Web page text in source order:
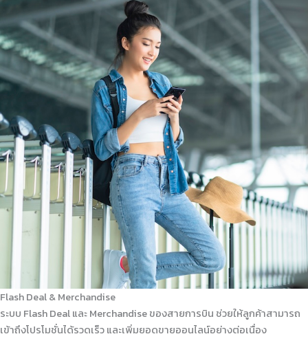
Flash Deal & Merchandise
ระบบ Flash Deal และ Merchandise ของสายการบิน ช่วยให้ลูกค้าสามารถ
เข้าถึงโปรโมชั่นได้รวดเร็ว และเพิ่มยอดขายออนไลน์อย่างต่อเนื่อง